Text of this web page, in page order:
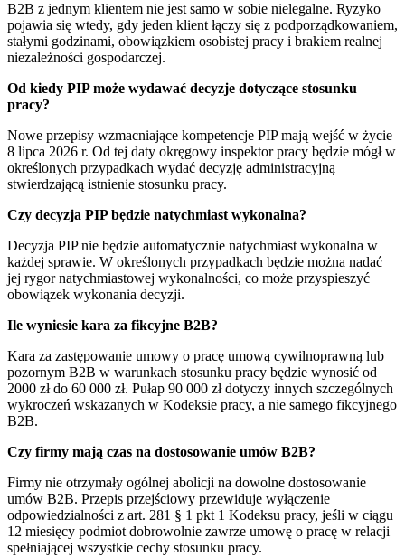
B2B z jednym klientem nie jest samo w sobie nielegalne. Ryzyko
pojawia się wtedy, gdy jeden klient łączy się z podporządkowaniem,
stałymi godzinami, obowiązkiem osobistej pracy i brakiem realnej
niezależności gospodarczej.
Od kiedy PIP może wydawać decyzje dotyczące stosunku
pracy?
Nowe przepisy wzmacniające kompetencje PIP mają wejść w życie
8 lipca 2026 r. Od tej daty okręgowy inspektor pracy będzie mógł w
określonych przypadkach wydać decyzję administracyjną
stwierdzającą istnienie stosunku pracy.
Czy decyzja PIP będzie natychmiast wykonalna?
Decyzja PIP nie będzie automatycznie natychmiast wykonalna w
każdej sprawie. W określonych przypadkach będzie można nadać
jej rygor natychmiastowej wykonalności, co może przyspieszyć
obowiązek wykonania decyzji.
Ile wyniesie kara za fikcyjne B2B?
Kara za zastępowanie umowy o pracę umową cywilnoprawną lub
pozornym B2B w warunkach stosunku pracy będzie wynosić od
2000 zł do 60 000 zł. Pułap 90 000 zł dotyczy innych szczególnych
wykroczeń wskazanych w Kodeksie pracy, a nie samego fikcyjnego
B2B.
Czy firmy mają czas na dostosowanie umów B2B?
Firmy nie otrzymały ogólnej abolicji na dowolne dostosowanie
umów B2B. Przepis przejściowy przewiduje wyłączenie
odpowiedzialności z art. 281 § 1 pkt 1 Kodeksu pracy, jeśli w ciągu
12 miesięcy podmiot dobrowolnie zawrze umowę o pracę w relacji
spełniającej wszystkie cechy stosunku pracy.